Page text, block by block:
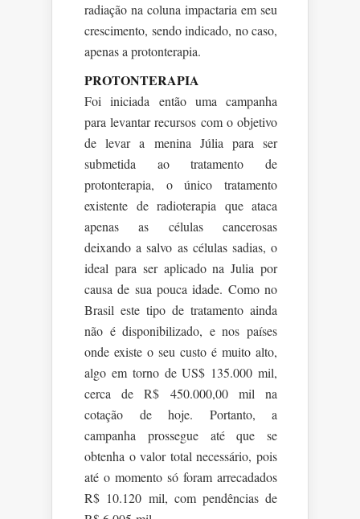
radiação na coluna impactaria em seu
crescimento, sendo indicado, no caso,
apenas a protonterapia.
PROTONTERAPIA
Foi iniciada então uma campanha
para levantar recursos com o objetivo
de levar a menina Júlia para ser
submetida ao tratamento de
protonterapia, o único tratamento
existente de radioterapia que ataca
apenas as células cancerosas
deixando a salvo as células sadias, o
ideal para ser aplicado na Julia por
causa de sua pouca idade. Como no
Brasil este tipo de tratamento ainda
não é disponibilizado, e nos países
onde existe o seu custo é muito alto,
algo em torno de US$ 135.000 mil,
cerca de R$ 450.000,00 mil na
cotação de hoje. Portanto, a
campanha prossegue até que se
obtenha o valor total necessário, pois
até o momento só foram arrecadados
R$ 10.120 mil, com pendências de